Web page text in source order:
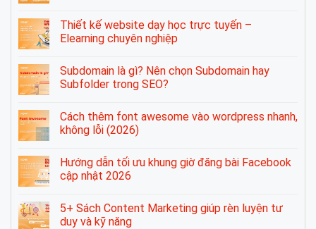
Thiết kế website dạy học trực tuyến –
Elearning chuyên nghiệp
Subdomain là gì? Nên chọn Subdomain hay
Subfolder trong SEO?
Cách thêm font awesome vào wordpress nhanh,
không lỗi (2026)
Hướng dẫn tối ưu khung giờ đăng bài Facebook
cập nhật 2026
5+ Sách Content Marketing giúp rèn luyện tư
duy và kỹ năng